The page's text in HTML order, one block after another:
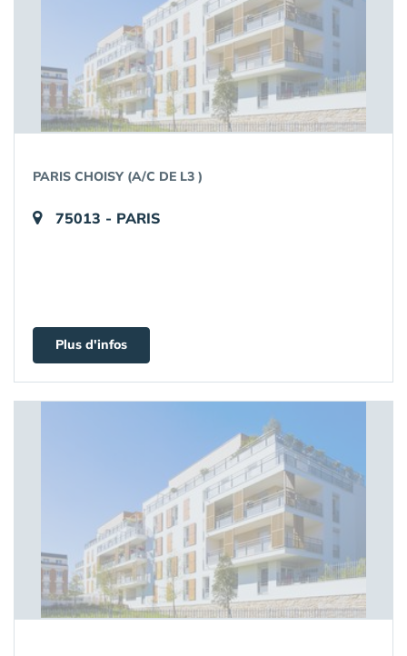
PARIS CHOISY (A/C DE L3 )
75013 - PARIS
Plus d'infos